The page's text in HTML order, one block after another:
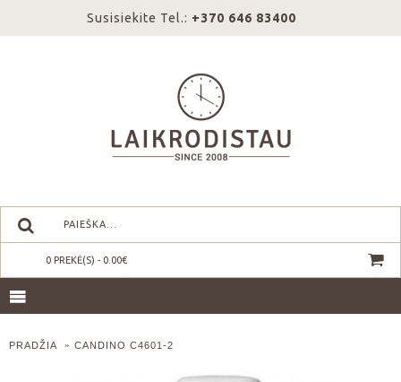
Susisiekite Tel.: +370 646 83400
0 PREKĖ(S) - 0.00€
PRADŽIA CANDINO C4601-2